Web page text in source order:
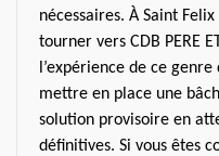
nécessaires. À Saint
tourner vers CDB PERE
l’expérience de ce
mettre en place une
solution provisoire en
définitives. Si vous êtes